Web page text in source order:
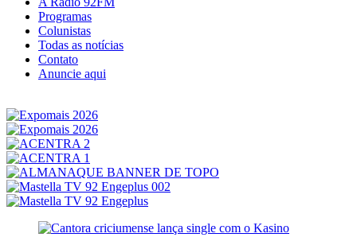
Programas
Colunistas
Todas as notícias
Contato
Anuncie aqui